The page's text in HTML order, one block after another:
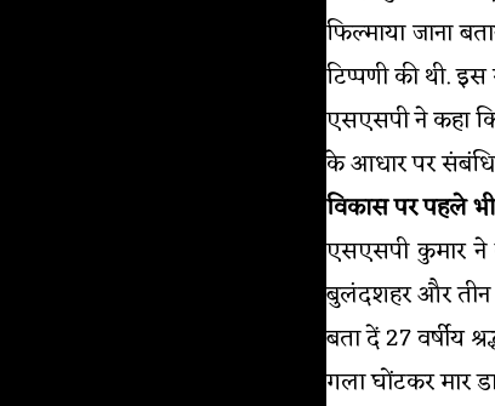
फिल्माया जाना
टिप्पणी की थी.
एसएसपी ने कहा
के आधार पर
विकास पर पहले
एसएसपी कुमार
बुलंदशहर और तीन
बता दें 27 वर्षीय
गला घोंटकर मार